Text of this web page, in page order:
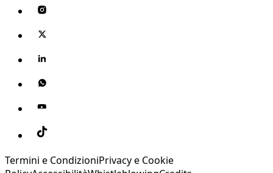
Termini e CondizioniPrivacy e Cookie